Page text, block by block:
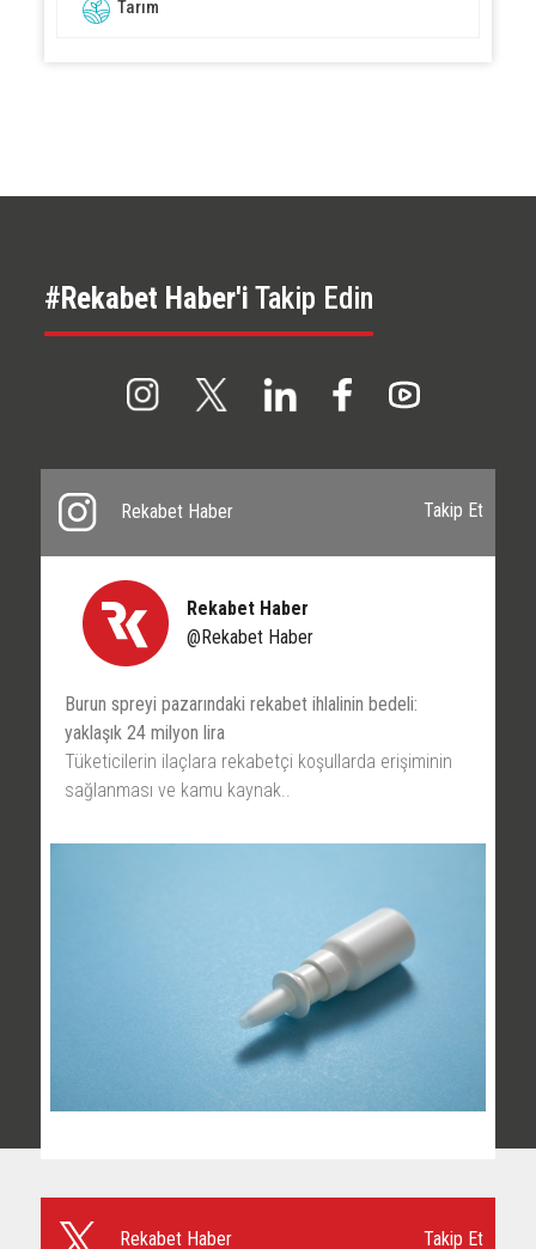
Tarım
#Rekabet Haber'i Takip Edin
Rekabet Haber Takip Et
Rekabet Haber
@Rekabet Haber
Burun spreyi pazarındaki rekabet ihlalinin bedeli:
yaklaşık 24 milyon lira
Tüketicilerin ilaçlara rekabetçi koşullarda erişiminin
sağlanması ve kamu kaynak..
Rekabet Haber Takip Et